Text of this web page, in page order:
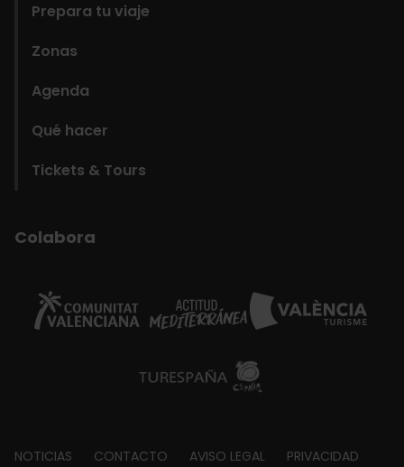
Prepara tu viaje
Zonas
Agenda
Qué hacer
Tickets & Tours
Colabora
NOTICIAS CONTACTO AVISO LEGAL PRIVACIDAD